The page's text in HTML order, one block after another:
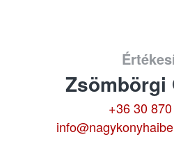
Zsömbörgi
+36 30